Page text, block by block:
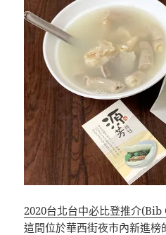
2020台北台中必比登推介
這間位於華西街夜市內新進榜